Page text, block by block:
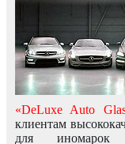
«DeLuxe Auto
клиентам
для иномарок